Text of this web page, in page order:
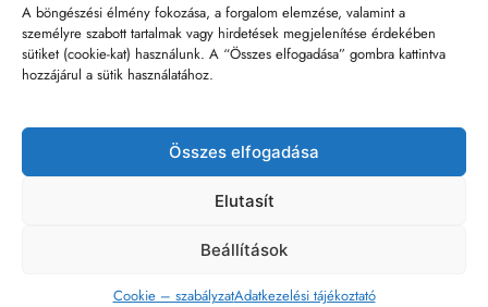
A böngészési élmény fokozása, a forgalom elemzése, valamint a
személyre szabott tartalmak vagy hirdetések megjelenítése érdekében
sütiket (cookie-kat) használunk. A “Összes elfogadása” gombra kattintva
hozzájárul a sütik használatához.
Összes elfogadása
Elutasít
Beállítások
Cookie – szabályzatAdatkezelési tájékoztató